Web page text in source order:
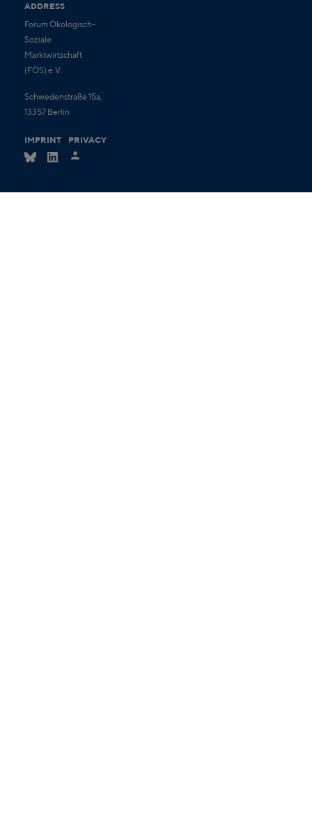
ADDRESS
Forum Ökologisch-
Soziale
Marktwirtschaft
(FÖS) e.V.
Schwedenstraße 15a,
13357 Berlin
IMPRINT PRIVACY